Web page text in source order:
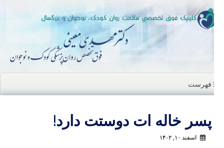
فهرست
پسر خاله ات دوستت دارد!
اسفند ۱۰, ۱۴۰۲